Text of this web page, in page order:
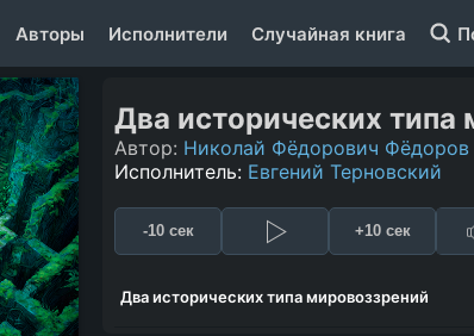
Авторы Исполнители Случайная книга
Два исторических типа
Автор: Николай Фёдорович Фёдоров
Исполнитель: Евгений Терновский
-10 сек +10 сек
Два исторических типа мировоззрений